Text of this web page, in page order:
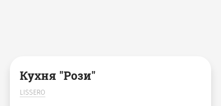
Кухня "Рози"
LISSERO